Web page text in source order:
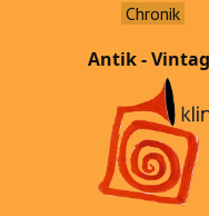
Chronik
Antik -